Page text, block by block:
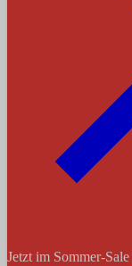
Jetzt im Sommer-Sale